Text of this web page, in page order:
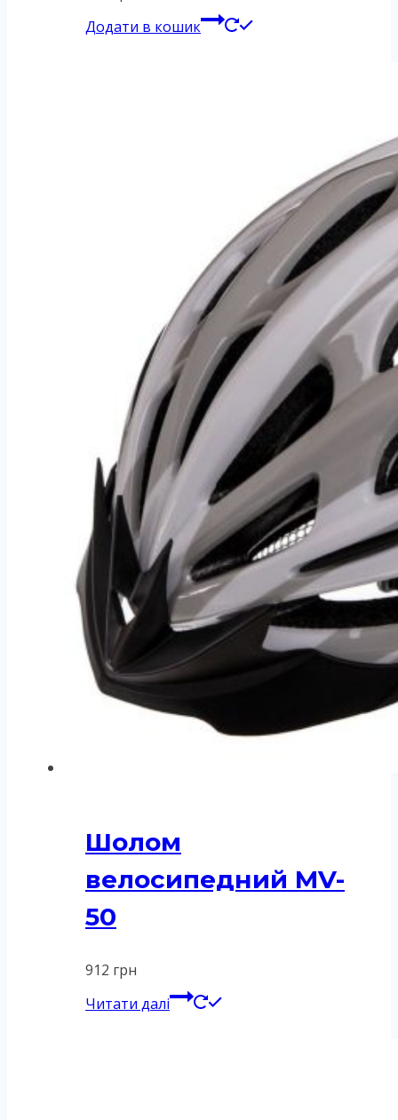
Додати в кошик
Шолом
велосипедний MV-
50
912 грн
Читати далі